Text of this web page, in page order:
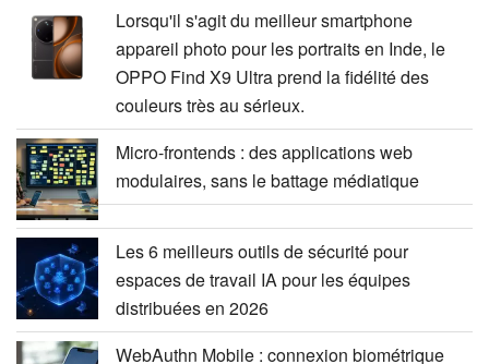
Lorsqu'il s'agit du meilleur smartphone
appareil photo pour les portraits en Inde, le
OPPO Find X9 Ultra prend la fidélité des
couleurs très au sérieux.
Micro-frontends : des applications web
modulaires, sans le battage médiatique
Les 6 meilleurs outils de sécurité pour
espaces de travail IA pour les équipes
distribuées en 2026
WebAuthn Mobile : connexion biométrique